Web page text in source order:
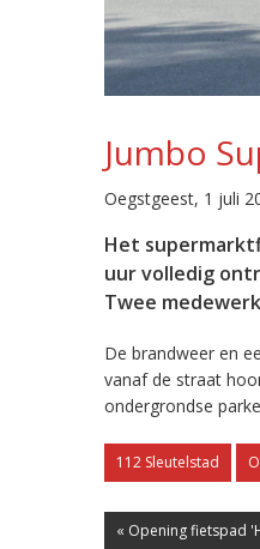
Jumbo
Oegstgeest, 1 juli
Het
uur volledig
Twee
De brandweer en
vanaf de straat
ondergrondse
112 Sleutelstad
« Opening fietspad